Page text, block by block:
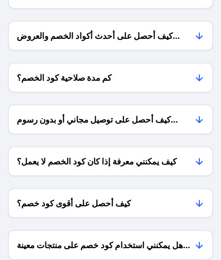
كيف أحصل على أحدث أكواد الخصم والعروض
للمتاجر؟
كم مدة صلاحية كود الخصم؟
كيف أحصل على توصيل مجاني أو بدون رسوم
الشحن ؟
كيف يمكنني معرفة إذا كان كود الخصم لا يعمل؟
كيف أحصل على أقوى كود خصم؟
هل يمكنني استخدام كود خصم على منتجات معينة
فقط؟